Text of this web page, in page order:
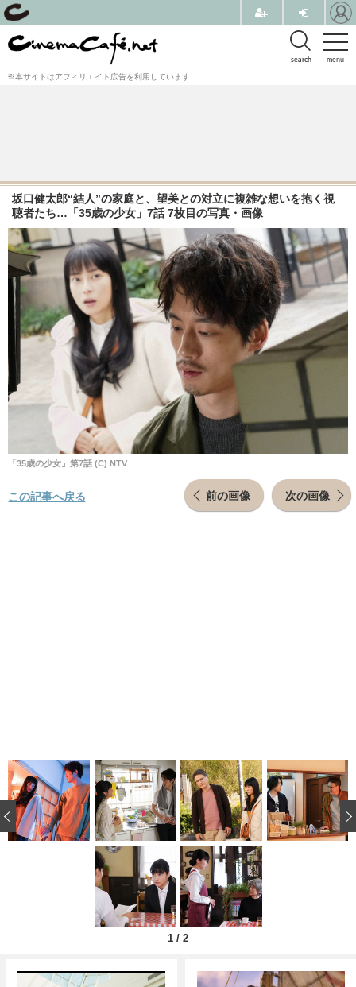
menu
search
※本サイトはアフィリエイト広告を利用しています
坂口健太郎“結人”の家庭と、望美との対立に複雑な想いを抱く視
聴者たち…「35歳の少女」7話 7枚目の写真・画像
「35歳の少女」第7話 (C) NTV
前の画像 次の画像
この記事へ戻る
1 / 2
‹